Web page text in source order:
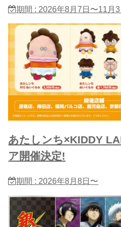
期間 : 2026年8月7日〜11月3
あたしンち×KIDDY
ア開催決定!
期間 : 2026年8月8日〜